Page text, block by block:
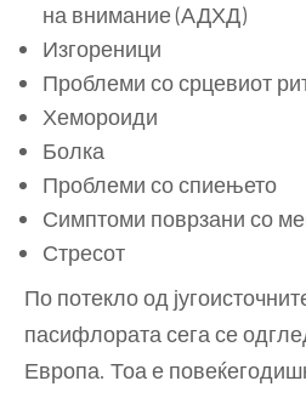
на внимание (АДХД)
Изгореници
Проблеми со срцевиот
Хемороиди
Болка
Проблеми со спиењето
Симптоми поврзани со
Стресот
По потекло од
пасифлората сега се
Европа. Тоа е